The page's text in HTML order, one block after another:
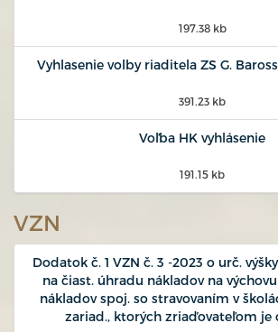
197.38 kb
Vyhlasenie volby riaditela ZS G.
391.23 kb
Voľba HK vyhlásenie
191.15 kb
VZN
Dodatok č. 1 VZN č. 3 -2023 o urč.
na čiast. úhradu nákladov na
nákladov spoj. so stravovaním v
zariad., ktorých zriaďovateľom je